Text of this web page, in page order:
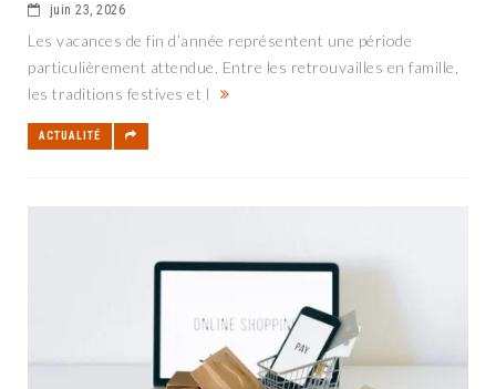
juin 23, 2026
Les vacances de fin d’année représentent une période
particulièrement attendue. Entre les retrouvailles en famille,
les traditions festives et l
ACTUALITÉ